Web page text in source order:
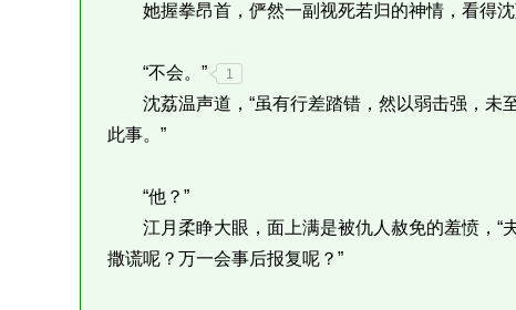
她握拳昂首，俨然一副视死若归的神情，看得沈
“不会。” 1
沈荔温声道，“虽有行差踏错，然以弱击强，未
此事。”
“他？”
江月柔睁大眼，面上满是被仇人赦免的羞愤，“
撒谎呢？万一会事后报复呢？”